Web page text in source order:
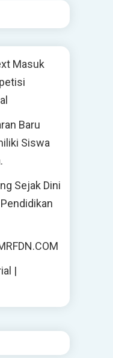
Masuk
Baru
Siswa
Sejak Dini
|